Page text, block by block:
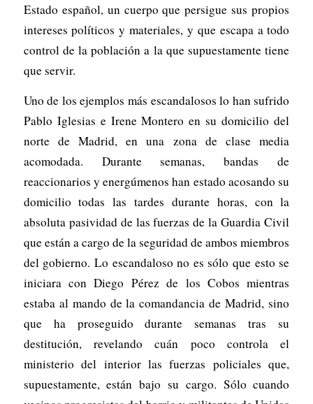
Estado español, un cuerpo que persigue sus propios
intereses políticos y materiales, y que escapa a todo
control de la población a la que supuestamente tiene
que servir.
Uno de los ejemplos más escandalosos lo han sufrido
Pablo Iglesias e Irene Montero en su domicilio del
norte de Madrid, en una zona de clase media
acomodada. Durante semanas, bandas de
reaccionarios y energúmenos han estado acosando su
domicilio todas las tardes durante horas, con la
absoluta pasividad de las fuerzas de la Guardia Civil
que están a cargo de la seguridad de ambos miembros
del gobierno. Lo escandaloso no es sólo que esto se
iniciara con Diego Pérez de los Cobos mientras
estaba al mando de la comandancia de Madrid, sino
que ha proseguido durante semanas tras su
destitución, revelando cuán poco controla el
ministerio del interior las fuerzas policiales que,
supuestamente, están bajo su cargo. Sólo cuando